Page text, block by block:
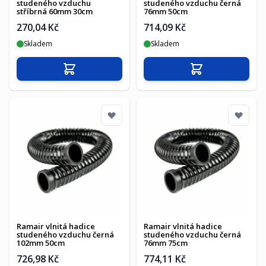
studeného vzduchu
stříbrná 60mm 30cm
270,04 Kč
Skladem
Přidat do košíku
studeného vzduchu černá
76mm 50cm
714,09 Kč
Skladem
Přidat do košíku
Ramair vlnitá hadice
studeného vzduchu černá
102mm 50cm
726,98 Kč
Ramair vlnitá hadice
studeného vzduchu černá
76mm 75cm
774,11 Kč